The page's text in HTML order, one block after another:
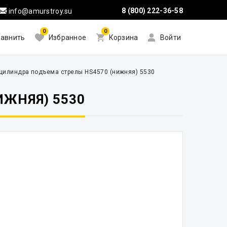
info@amurstroy.su 8 (800) 222-36-58
0
Избранное
0
Корзина Войти
подъема стрелы HS4570 (нижняя) 5530
5530